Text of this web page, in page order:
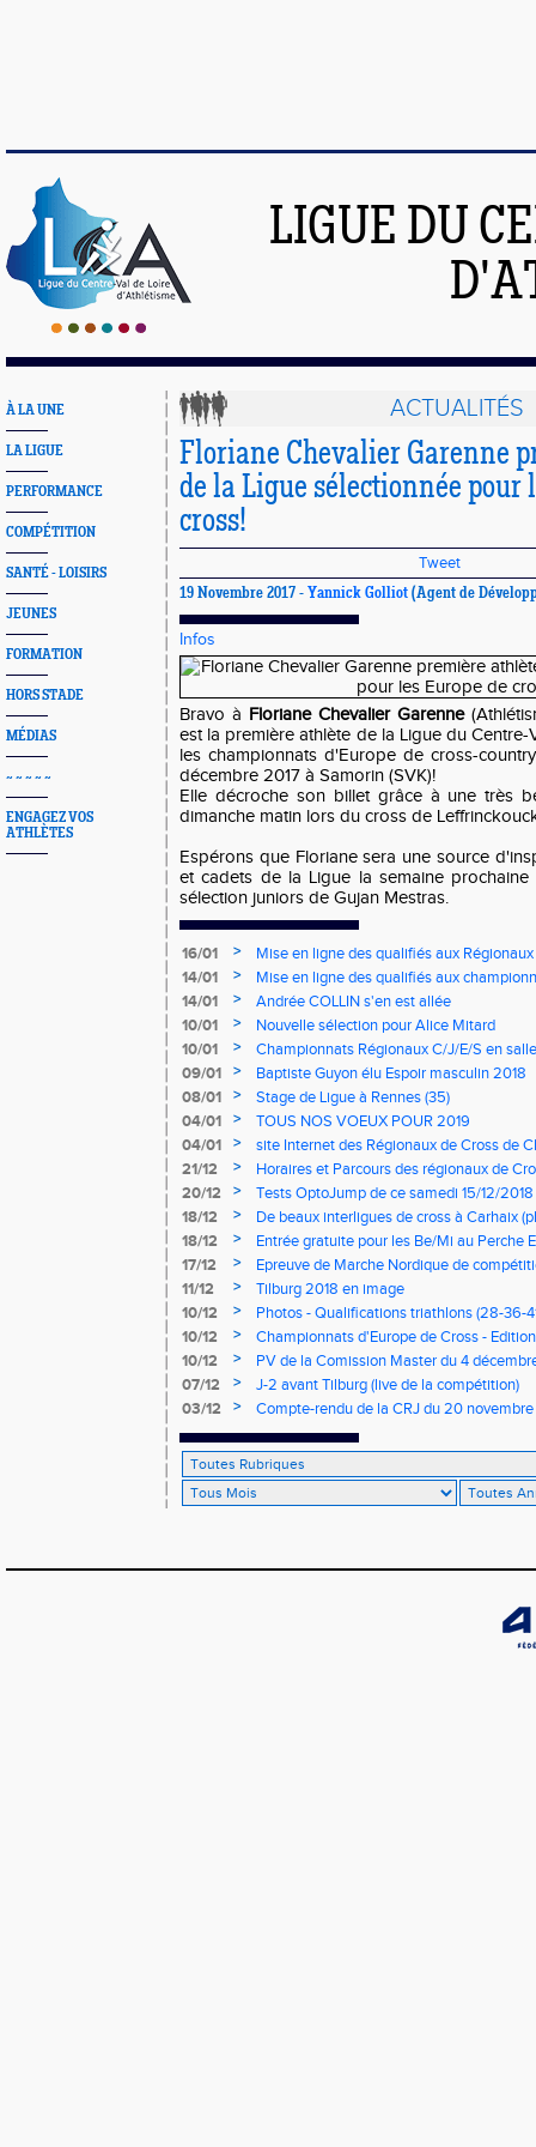
LIGUE DU
À LA UNE
LA LIGUE
PERFORMANCE
COMPÉTITION
SANTÉ - LOISIRS
JEUNES
FORMATION
HORS STADE
MÉDIAS
~ ~ ~ ~ ~
ENGAGEZ VOS
ATHLÈTES
ACTUALITÉS
Floriane Chevalier Garenne
de la Ligue sélectionnée pour
cross!
Tweet
19 Novembre 2017 - Yannick Golliot (Agent de
Infos
Bravo à Floriane Chevalier Garenne
est la première athlète de la Ligue du
les championnats d'Europe de cross-
décembre 2017 à Samorin (SVK)!
Elle décroche son billet grâce à une très
dimanche matin lors du cross de
Espérons que Floriane sera une source
et cadets de la Ligue la semaine
sélection juniors de Gujan Mestras.
16/01 >
Mise en ligne des qualifiés aux
14/01
>
Mise en ligne des qualifiés aux
14/01
>
Andrée COLLIN s'en est allée
10/01
>
Nouvelle sélection pour Alice Mitard
10/01
>
Championnats Régionaux C/J/E/S en
mercredi à 9h00
09/01 >
Baptiste Guyon élu Espoir masculin 2018
08/01
>
Stage de Ligue à Rennes (35)
04/01
>
TOUS NOS VOEUX POUR 2019
04/01
>
site Internet des Régionaux de Cross de
21/12
>
Horaires et Parcours des régionaux de
20/12
>
Tests OptoJump de ce samedi 15/12/2018
18/12
>
De beaux interligues de cross à Carhaix
18/12
>
Entrée gratuite pour les Be/Mi au Perche
17/12
>
Epreuve de Marche Nordique de
de cross du Loir et Cher
11/12 >
Tilburg 2018 en image
10/12
>
Photos - Qualifications triathlons (28-36-
10/12
>
Championnats d'Europe de Cross -
10/12
>
PV de la Comission Master du 4
07/12
>
J-2 avant Tilburg (live de la compétition)
03/12
> Compte-rendu de la CRJ du 20 novembre